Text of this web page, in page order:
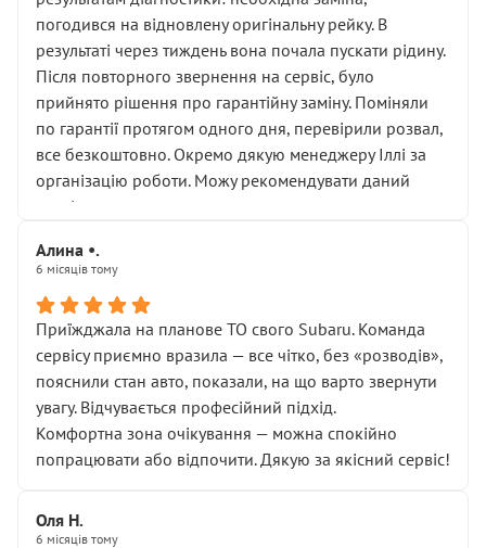
погодився на відновлену оригінальну рейку. В
результаті через тиждень вона почала пускати рідину.
Після повторного звернення на сервіс, було
прийнято рішення про гарантійну заміну. Поміняли
по гарантії протягом одного дня, перевірили розвал,
все безкоштовно. Окремо дякую менеджеру Іллі за
організацію роботи. Можу рекомендувати даний
сервіс.
Алина •.
6 місяців тому
Приїжджала на планове ТО свого Subaru. Команда
сервісу приємно вразила — все чітко, без «розводів»,
пояснили стан авто, показали, на що варто звернути
увагу. Відчувається професійний підхід.
Комфортна зона очікування — можна спокійно
попрацювати або відпочити. Дякую за якісний сервіс!
Оля Н.
6 місяців тому